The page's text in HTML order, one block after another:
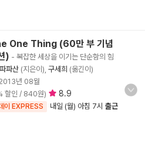
One Thing (60만 부 기념
) - 복잡한 세상을 이기는 단순함의 힘
파산 (지은이), 구세희 (옮긴이)
년 08월
할인 / 840원) 8.9
이 EXPRESS 내일 (월) 아침 7시 출근